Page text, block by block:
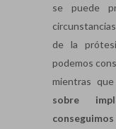
se puede
de la
podemos
mientras que
sobre